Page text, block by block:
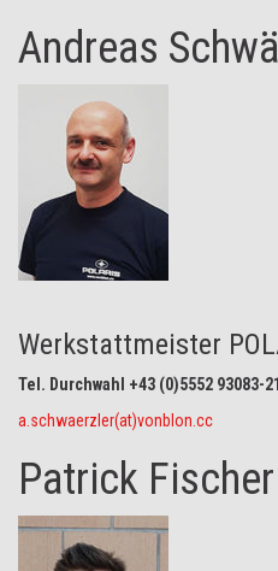
Andreas
Werkstattmeister
Tel. Durchwahl +43 (0)5552 93083-
a.schwaerzler(at)vonblon.cc
Patrick Fischer